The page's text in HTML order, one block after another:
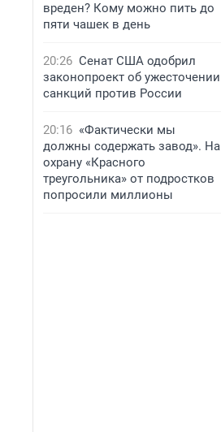
вреден? Кому можно пить до
пяти чашек в день
20:26 Сенат США одобрил
законопроект об ужесточении
санкций против России
20:16 «Фактически мы
должны содержать завод». На
охрану «Красного
треугольника» от подростков
попросили миллионы